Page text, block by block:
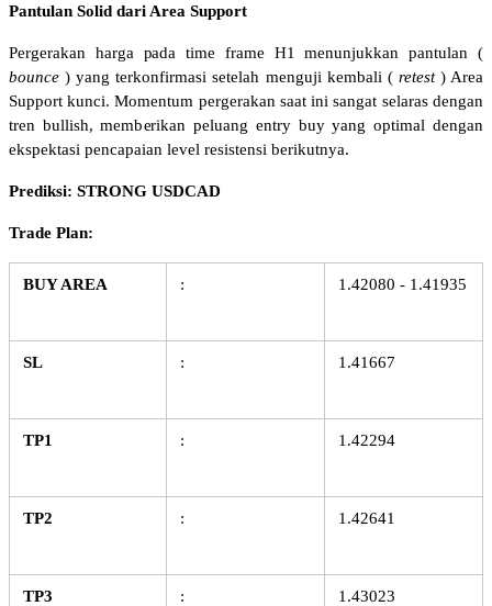
Pantulan Solid dari Area Support
Pergerakan harga pada time frame H1 menunjukkan pantulan (
bounce ) yang terkonfirmasi setelah menguji kembali ( retest ) Area
Support kunci. Momentum pergerakan saat ini sangat selaras dengan
tren bullish, memberikan peluang entry buy yang optimal dengan
ekspektasi pencapaian level resistensi berikutnya.
Prediksi: STRONG USDCAD
Trade Plan:
BUY AREA : 1.42080 - 1.41935
SL : 1.41667
TP1 : 1.42294
TP2 : 1.42641
TP3 : 1.43023